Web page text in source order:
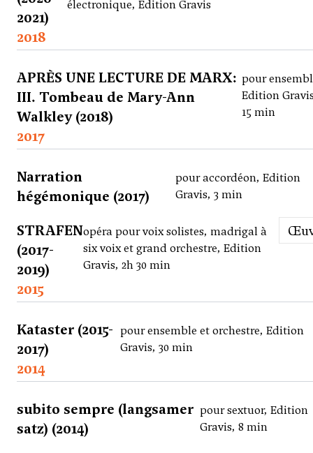
2021)
électronique, Edition Gravis
2018
APRÈS UNE LECTURE DE MARX:
III. Tombeau de Mary-Ann
Walkley (2018)
pour
Edition
15 min
2017
Narration
hégémonique (2017)
pour accordéon, Edition
Gravis, 3 min
STRAFEN
(2017-
2019)
opéra pour voix solistes, madrigal à
six voix et grand orchestre, Edition
Gravis, 2h 30 min
2015
Kataster (2015-
2017)
pour ensemble et orchestre, Edition
Gravis, 30 min
2014
subito sempre (langsamer
satz) (2014)
pour sextuor, Edition
Gravis, 8 min